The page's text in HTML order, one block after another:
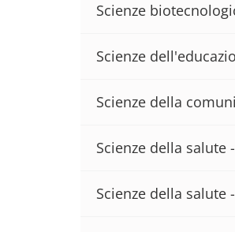
Scienze
Scienze
Scienze della
Scienze della salute
Scienze della salute